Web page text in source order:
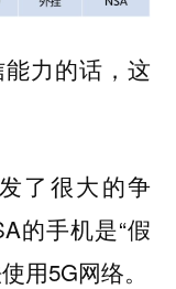
力的话，这
了很大的争
的手机是“假
用5G网络。